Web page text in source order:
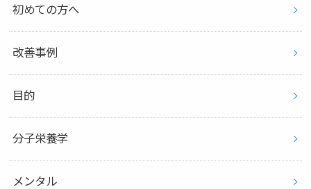
初めての方へ
改善事例
目的
分子栄養学
メンタル